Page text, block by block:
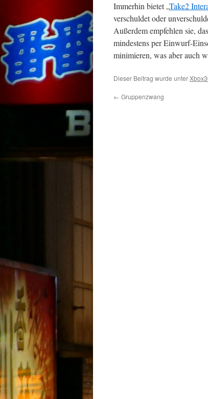
Immerhin bietet „Take2
verschuldet oder
Außerdem empfehlen sie,
mindestens per Einwurf-
minimieren, was aber auch
Dieser Beitrag wurde unter
← Gruppenzwang